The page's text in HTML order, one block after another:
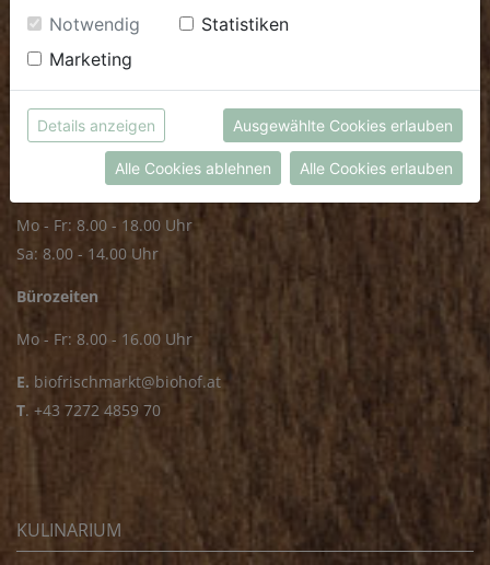
.dieBiokiste@biohof.at
.+43 7272 2597
FRISCHMARKT
Öffnungszeiten
Mo - Fr: 8.00 - 18.00 Uhr
Sa: 8.00 - 14.00 Uhr
Bürozeiten
Mo - Fr: 8.00 - 16.00 Uhr
E. biofrischmarkt@biohof.at
T. +43 7272 4859 70
KULINARIUM
Cookies zu. Unter "Details anzeigen" findest du alle
Infos zu den unterschiedlichen Cookies, du kannst
auch entscheiden, welche Cookies du erlauben
möchtest.
Weitere Informationen findest du in unserer
Datenschutzerklärung
bzw. imImpressum
Notwendig
Statistiken
Marketing
Details anzeigen Ausgewählte Cookies erlauben
Alle Cookies ablehnen Alle Cookies erlauben